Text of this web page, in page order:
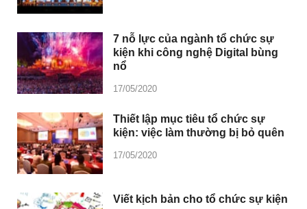
7 nỗ lực của ngành tổ chức sự
kiện khi công nghệ Digital bùng
nổ
17/05/2020
Thiết lập mục tiêu tổ chức sự
kiện: việc làm thường bị bỏ quên
17/05/2020
Viết kịch bản cho tổ chức sự kiện